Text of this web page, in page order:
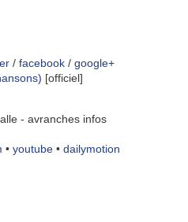
/ facebook / google+
[officiel]
- avranches infos
• youtube • dailymotion